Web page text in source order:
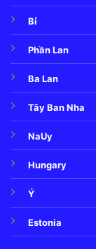
Bỉ
Phần Lan
Ba Lan
Tây Ban Nha
NaUy
Hungary
Ý
Estonia